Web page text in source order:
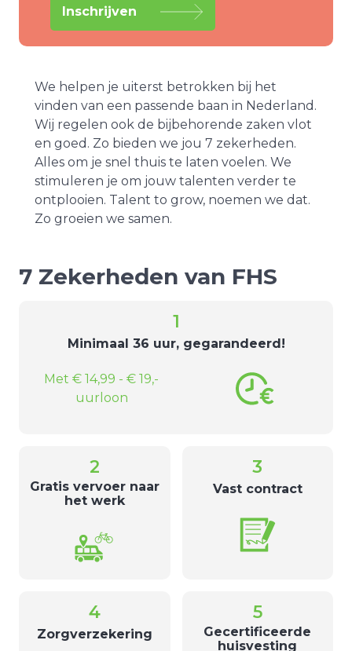
Inschrijven
We helpen je uiterst betrokken bij het
vinden van een passende baan in Nederland.
Wij regelen ook de bijbehorende zaken vlot
en goed. Zo bieden we jou 7 zekerheden.
Alles om je snel thuis te laten voelen. We
stimuleren je om jouw talenten verder te
ontplooien. Talent to grow, noemen we dat.
Zo groeien we samen.
7 Zekerheden van FHS
1
Minimaal 36 uur, gegarandeerd!
Met € 14,99 - € 19,-
uurloon
2
Gratis vervoer naar
het werk
3
Vast contract
4
Zorgverzekering
5
Gecertificeerde
huisvesting